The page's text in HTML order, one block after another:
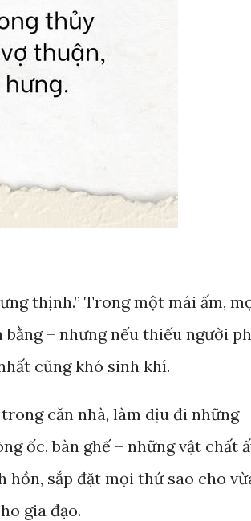
thịnh.” Trong một mái ấm,
– nhưng nếu thiếu người
cũng khó sinh khí.
căn nhà, làm dịu đi những
ốc, bàn ghế – những vật chất
sắp đặt mọi thứ sao cho
gia đạo.